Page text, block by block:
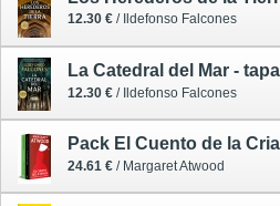
12.30 € / Ildefonso Falcones
La Catedral del Mar -
12.30 € / Ildefonso Falcones
Pack El Cuento de la
24.61 € / Margaret Atwood